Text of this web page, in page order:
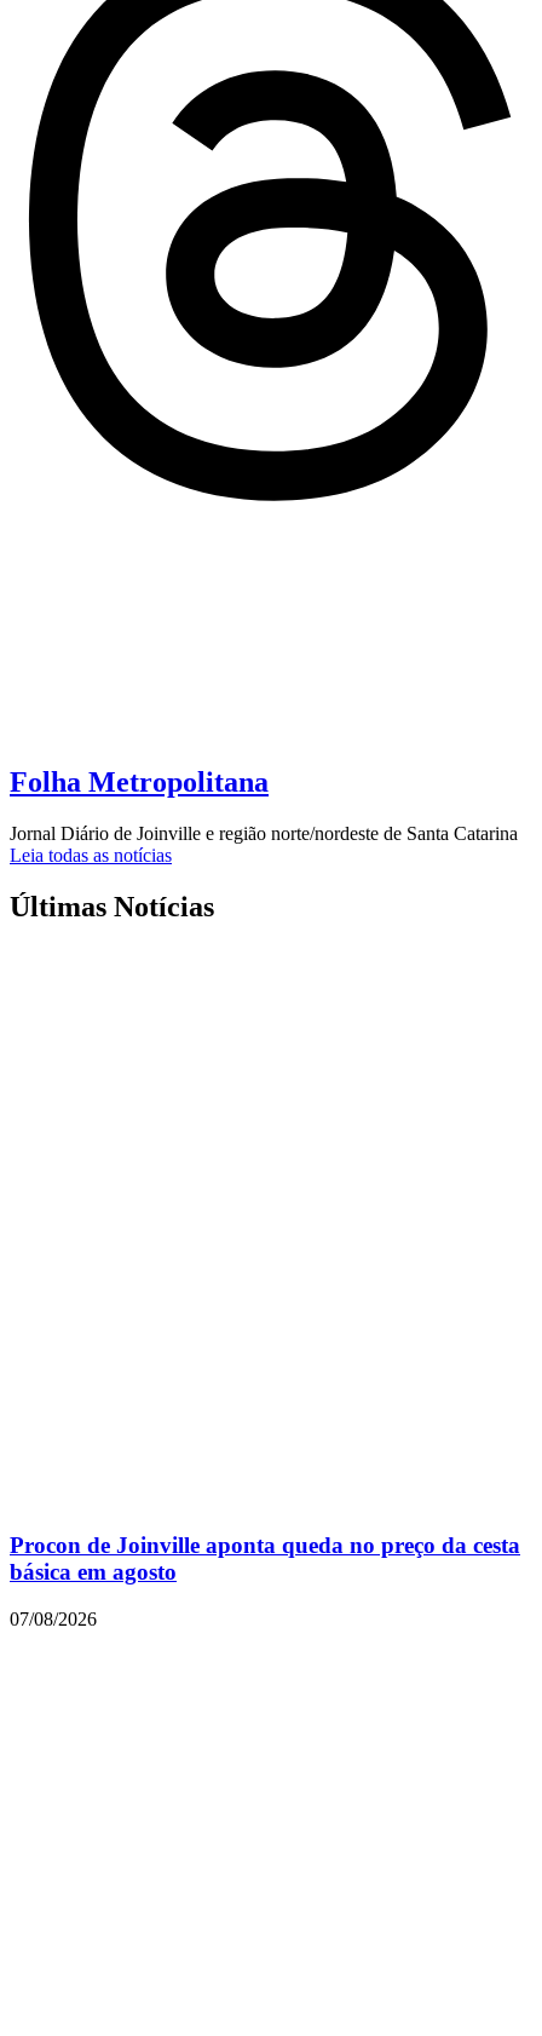
Folha Metropolitana
Jornal Diário de Joinville e região norte/nordeste de Santa Catarina
Leia todas as notícias
Últimas Notícias
Procon de Joinville aponta queda no preço da cesta
básica em agosto
07/08/2026